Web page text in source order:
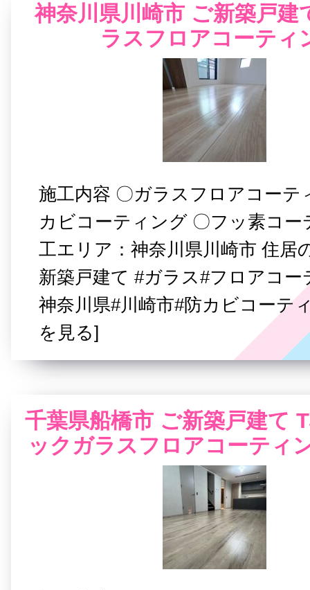
神奈川県川崎市 ご新築戸建
ラスフロアコーティ
施工内容 〇ガラスフロアコーテ
カビコーティング 〇フッ素コー
工エリア：神奈川県川崎市 住居
新築戸建て #ガラス#フロアコー
神奈川県#川崎市#防カビコーテ
を見る]
千葉県船橋市 ご新築戸建て
ックガラスフロアコーティ